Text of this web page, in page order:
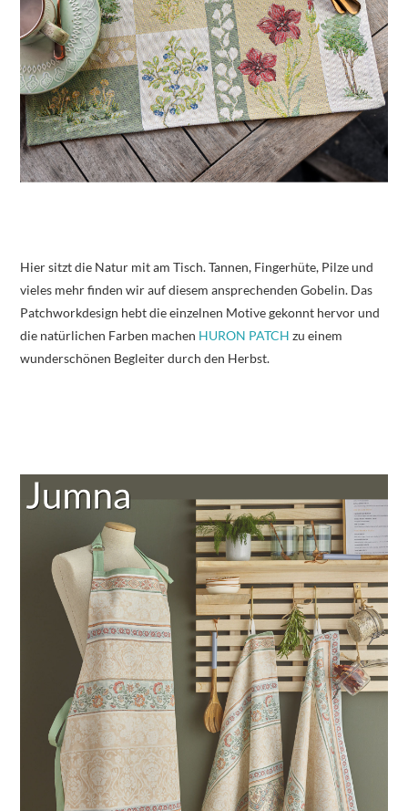
Hier sitzt die Natur mit am Tisch. Tannen, Fingerhüte, Pilze und
vieles mehr finden wir auf diesem ansprechenden Gobelin. Das
Patchworkdesign hebt die einzelnen Motive gekonnt hervor und
die natürlichen Farben machen HURON PATCH zu einem
wunderschönen Begleiter durch den Herbst.